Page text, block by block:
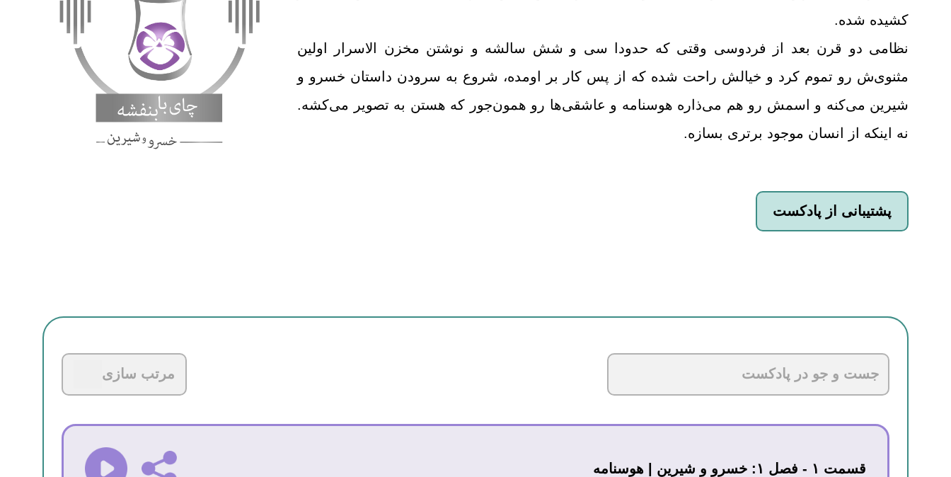
کشیده شده.
نظامی دو قرن بعد از فردوسی وقتی که حدودا سی و شش سالشه و نوشتن مخزن الاسرار اولین
مثنوی‌ش رو تموم کرد و خیالش راحت شده که از پس کار بر اومده، شروع به سرودن داستان خسرو و
شیرین می‌کنه و اسمش رو هم می‌ذاره هوسنامه و عاشقی‌ها رو همون‌جور که هستن به تصویر می‌کشه.
نه اینکه از انسان موجود برتری بسازه.
پشتیبانی از پادکست
مرتب سازی
قسمت ۱ - فصل ۱: خسرو و شیرین | هوسنامه